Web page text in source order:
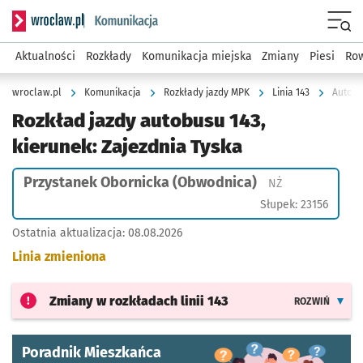
Serwis informacyjny wroclaw.pl podserwis: Komunikacja
Aktualności Rozkłady Komunikacja miejska Zmiany Piesi
wroclaw.pl Komunikacja Rozkłady jazdy MPK Linia 143
Rozkład jazdy autobusu 143,
kierunek: Zajezdnia Tyska
Przystanek Obornicka (Obwodnica) NŻPrzystanek na
Słupek: 23156
Ostatnia aktualizacja: 08.08.2026
Linia zmieniona
Zmiany w rozkładach linii 143 ROZWIŃ
Poradnik Mieszkańca